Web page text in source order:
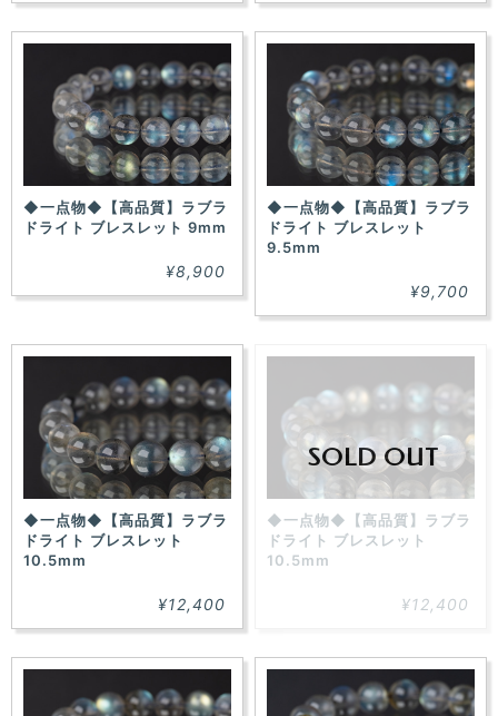
◆一点物◆【高品質】ラブラ
ドライト ブレスレット 9mm
¥8,900
◆一点物◆【高品質】ラブラ
ドライト ブレスレット
9.5mm
¥9,700
◆一点物◆【高品質】ラブラ
ドライト ブレスレット
10.5mm
¥12,400
SOLD OUT
◆一点物◆【高品質】ラブラ
ドライト ブレスレット
10.5mm
¥12,400